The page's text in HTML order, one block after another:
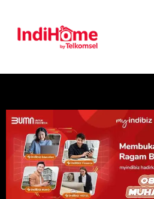
Gratis Pasang Dengan Bayar